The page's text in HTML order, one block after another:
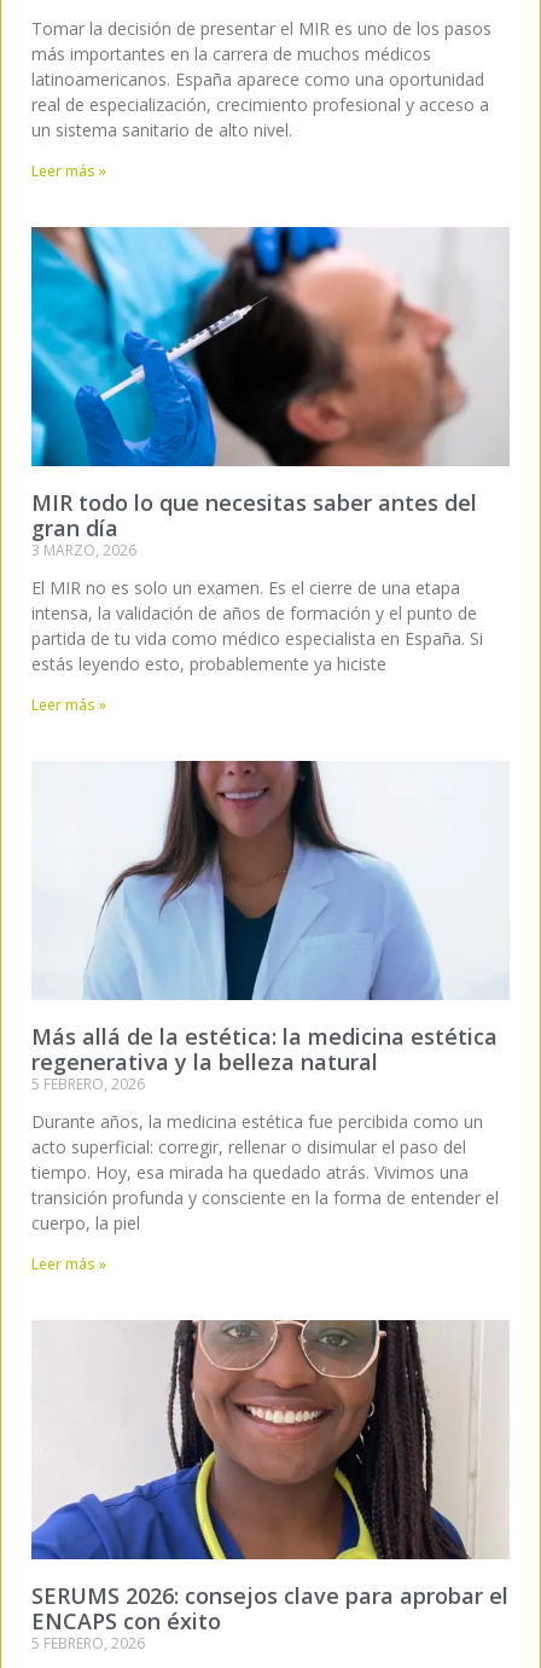
Tomar la decisión de presentar el MIR es uno de los pasos
más importantes en la carrera de muchos médicos
latinoamericanos. España aparece como una oportunidad
real de especialización, crecimiento profesional y acceso a
un sistema sanitario de alto nivel.
Leer más »
MIR todo lo que necesitas saber antes del
gran día
3 MARZO, 2026
El MIR no es solo un examen. Es el cierre de una etapa
intensa, la validación de años de formación y el punto de
partida de tu vida como médico especialista en España. Si
estás leyendo esto, probablemente ya hiciste
Leer más »
Más allá de la estética: la medicina estética
regenerativa y la belleza natural
5 FEBRERO, 2026
Durante años, la medicina estética fue percibida como un
acto superficial: corregir, rellenar o disimular el paso del
tiempo. Hoy, esa mirada ha quedado atrás. Vivimos una
transición profunda y consciente en la forma de entender el
cuerpo, la piel
Leer más »
SERUMS 2026: consejos clave para aprobar el
ENCAPS con éxito
5 FEBRERO, 2026